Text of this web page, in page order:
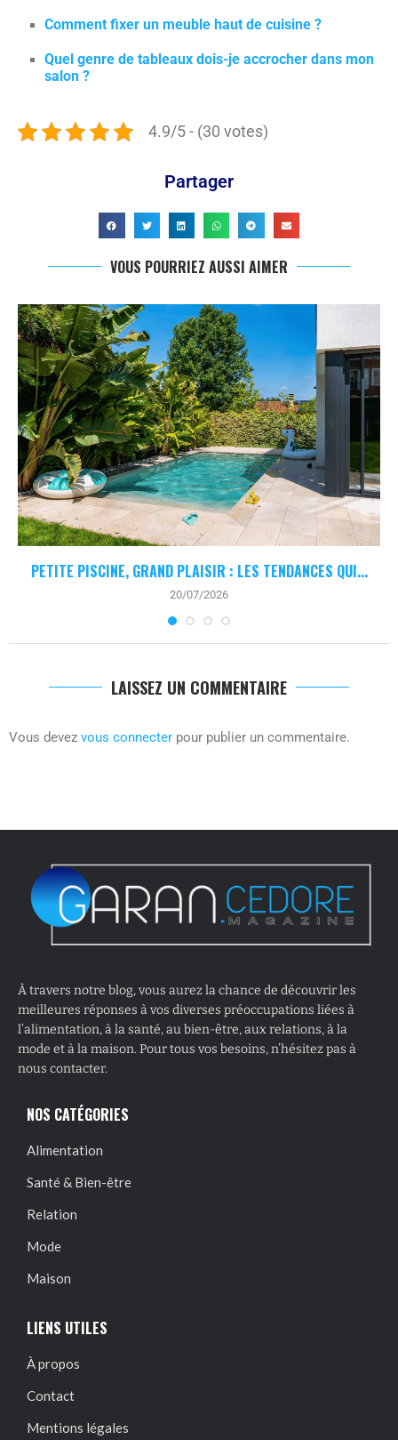
Comment fixer un meuble haut de cuisine ?
Quel genre de tableaux dois-je accrocher dans mon
salon ?
4.9/5 - (30 votes)
Partager
VOUS POURRIEZ AUSSI AIMER
PETITE PISCINE, GRAND PLAISIR : LES TENDANCES QUI...
20/07/2026
LAISSEZ UN COMMENTAIRE
Vous devez vous connecter pour publier un commentaire.
À travers notre blog, vous aurez la chance de découvrir les
meilleures réponses à vos diverses préoccupations liées à
l’alimentation, à la santé, au bien-être, aux relations, à la
mode et à la maison. Pour tous vos besoins, n’hésitez pas à
nous contacter.
NOS CATÉGORIES
Alimentation
Santé & Bien-être
Relation
Mode
Maison
LIENS UTILES
À propos
Contact
Mentions légales